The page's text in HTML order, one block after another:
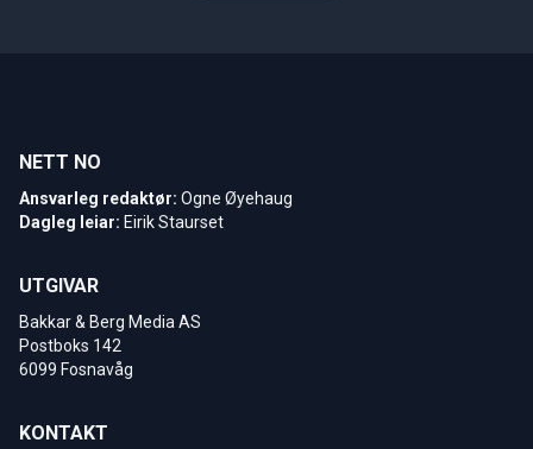
NETT NO
Ansvarleg redaktør: Ogne Øyehaug
Dagleg leiar: Eirik Staurset
UTGIVAR
Bakkar & Berg Media AS
Postboks 142
6099 Fosnavåg
KONTAKT